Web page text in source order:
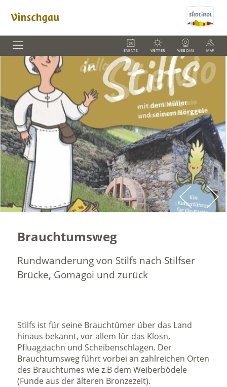
EVENTS WETTER WEBCAM MAP
Brauchtumsweg
Rundwanderung von Stilfs nach Stilfser
Brücke, Gomagoi und zurück
Stilfs ist für seine Brauchtümer über das Land
hinaus bekannt, vor allem für das Klosn,
Pfluagziachn und Scheibenschlagen. Der
Brauchtumsweg führt vorbei an zahlreichen Orten
des Brauchtumes wie z.B dem Weiberbödele
(Funde aus der älteren Bronzezeit).